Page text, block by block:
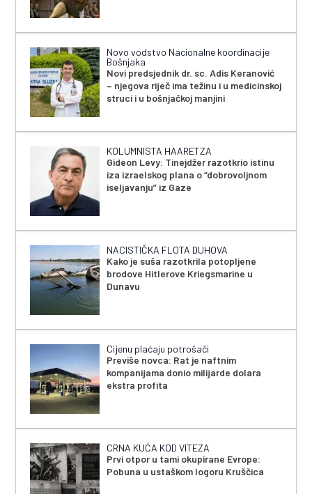
Novo vodstvo Nacionalne koordinacije
Bošnjaka
Novi predsjednik dr. sc. Adis Keranović
– njegova riječ ima težinu i u medicinskoj
struci i u bošnjačkoj manjini
KOLUMNISTA HAARETZA
Gideon Levy: Tinejdžer razotkrio istinu
iza izraelskog plana o “dobrovoljnom
iseljavanju” iz Gaze
NACISTIČKA FLOTA DUHOVA
Kako je suša razotkrila potopljene
brodove Hitlerove Kriegsmarine u
Dunavu
Cijenu plaćaju potrošači
Previše novca: Rat je naftnim
kompanijama donio milijarde dolara
ekstra profita
CRNA KUĆA KOD VITEZA
Prvi otpor u tami okupirane Evrope:
Pobuna u ustaškom logoru Kruščica